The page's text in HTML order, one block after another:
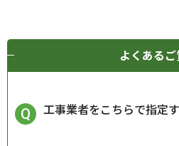
よくある
工事業者をこちらで指定